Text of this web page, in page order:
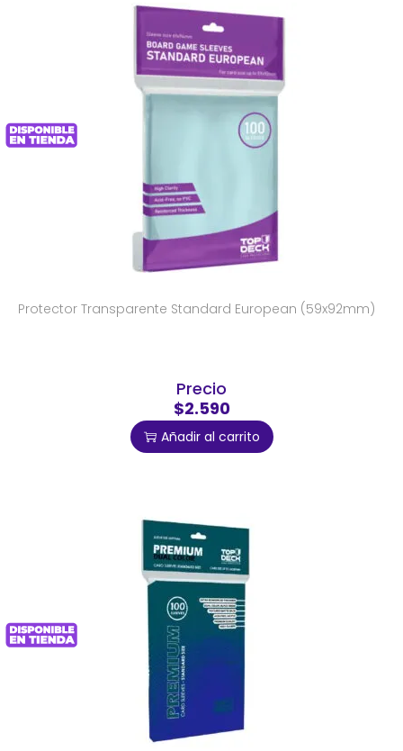
Protector Transparente Standard European (59x92mm)
Precio
$2.590
Añadir al carrito